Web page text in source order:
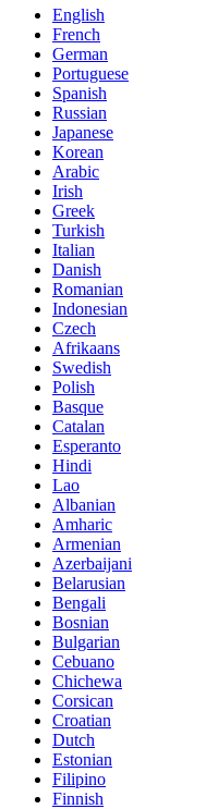
English
French
German
Portuguese
Spanish
Russian
Japanese
Korean
Arabic
Irish
Greek
Turkish
Italian
Danish
Romanian
Indonesian
Czech
Afrikaans
Swedish
Polish
Basque
Catalan
Esperanto
Hindi
Lao
Albanian
Amharic
Armenian
Azerbaijani
Belarusian
Bengali
Bosnian
Bulgarian
Cebuano
Chichewa
Corsican
Croatian
Dutch
Estonian
Filipino
Finnish